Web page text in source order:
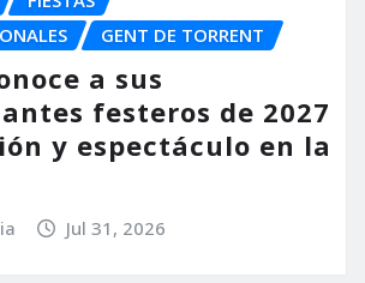
GENT DE TORRENT
a sus
festeros de 2027
y espectáculo en la
Jul 31, 2026